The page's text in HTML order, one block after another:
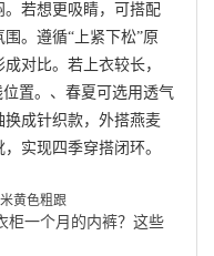
若想更吸睛，可搭配
。遵循“上紧下松”原
对比。若上衣较长，
置。、春夏可选用透气
成针织款，外搭燕麦
实现四季穿搭闭环。
米黄色粗跟
柜一个月的内裤？这些